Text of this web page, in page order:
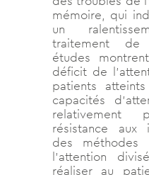
mémoire, qui
un
traitement de
études
déficit de
patients
capacités
relativement
résistance aux
des méthodes
l’attention
réaliser au